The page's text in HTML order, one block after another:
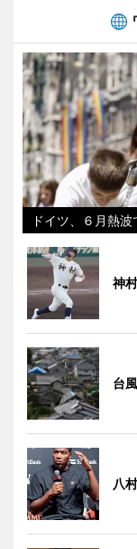
ドイツ、６月熱
神
台
八